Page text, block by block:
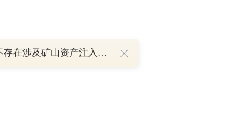
8天7板高争民爆：公司不存在涉及矿山资产注入和重大资产重组的具体计划